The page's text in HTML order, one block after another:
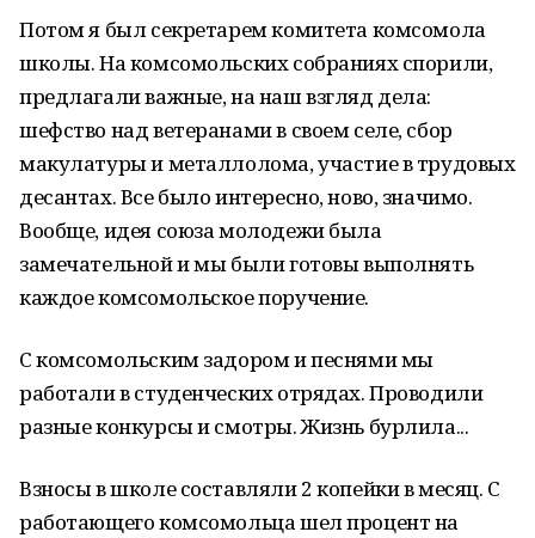
Потом я был секретарем комитета комсомола
школы. На комсомольских собраниях спорили,
предлагали важные, на наш взгляд дела:
шефство над ветеранами в своем селе, сбор
макулатуры и металлолома, участие в трудовых
десантах. Все было интересно, ново, значимо.
Вообще, идея союза молодежи была
замечательной и мы были готовы выполнять
каждое комсомольское поручение.
С комсомольским задором и песнями мы
работали в студенческих отрядах. Проводили
разные конкурсы и смотры. Жизнь бурлила...
Взносы в школе составляли 2 копейки в месяц. С
работающего комсомольца шел процент на